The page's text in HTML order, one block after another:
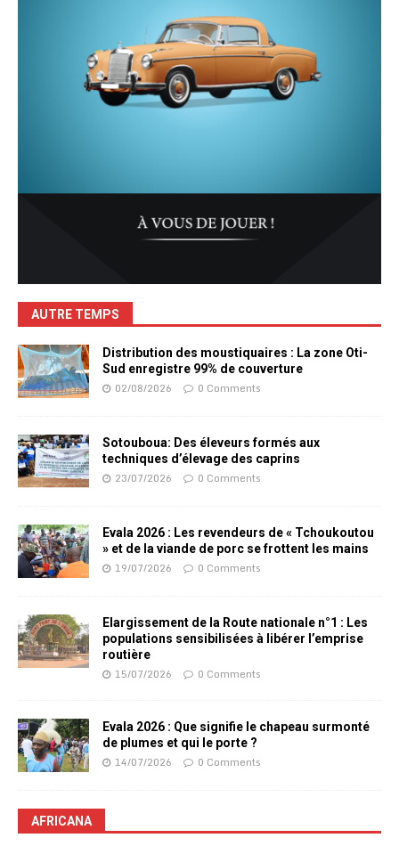
AUTRE TEMPS
Distribution des moustiquaires : La zone Oti-
Sud enregistre 99% de couverture
02/08/2026 0 Comments
Sotouboua: Des éleveurs formés aux
techniques d’élevage des caprins
23/07/2026 0 Comments
Evala 2026 : Les revendeurs de « Tchoukoutou
» et de la viande de porc se frottent les mains
19/07/2026 0 Comments
Elargissement de la Route nationale n°1 : Les
populations sensibilisées à libérer l’emprise
routière
15/07/2026 0 Comments
Evala 2026 : Que signifie le chapeau surmonté
de plumes et qui le porte ?
14/07/2026 0 Comments
AFRICANA